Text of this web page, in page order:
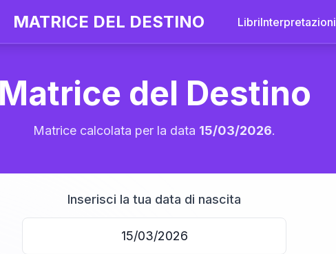
MATRICE DEL DESTINO LibriInterpretazioni
Matrice del Destino
Matrice calcolata per la data 15/03/2026.
Inserisci la tua data di nascita